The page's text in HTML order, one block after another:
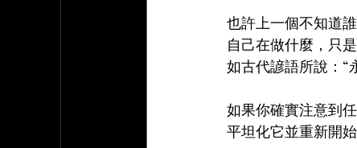
也許上一個不知道
自己在做什麼，只
如古代諺語所說：“
如果你確實注意到
平坦化它並重新開始